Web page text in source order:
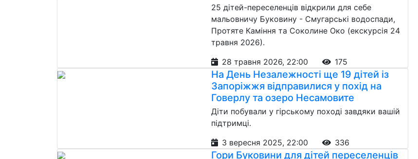
25 дітей-переселенців відкрили для себе
мальовничу Буковину - Смугарські водоспади,
Протяте Каміння та Соколине Око (екскурсія 24
травня 2026).
28 травня 2026, 22:00
175
На День Незалежності ще 19 дітей із
Запоріжжя відправилися у похід на
Говерлу та озеро Несамовите
Діти побували у гірському поході завдяки вашій
підтримці.
3 вересня 2025, 22:00
336
Гори Буковини для дітей переселенців